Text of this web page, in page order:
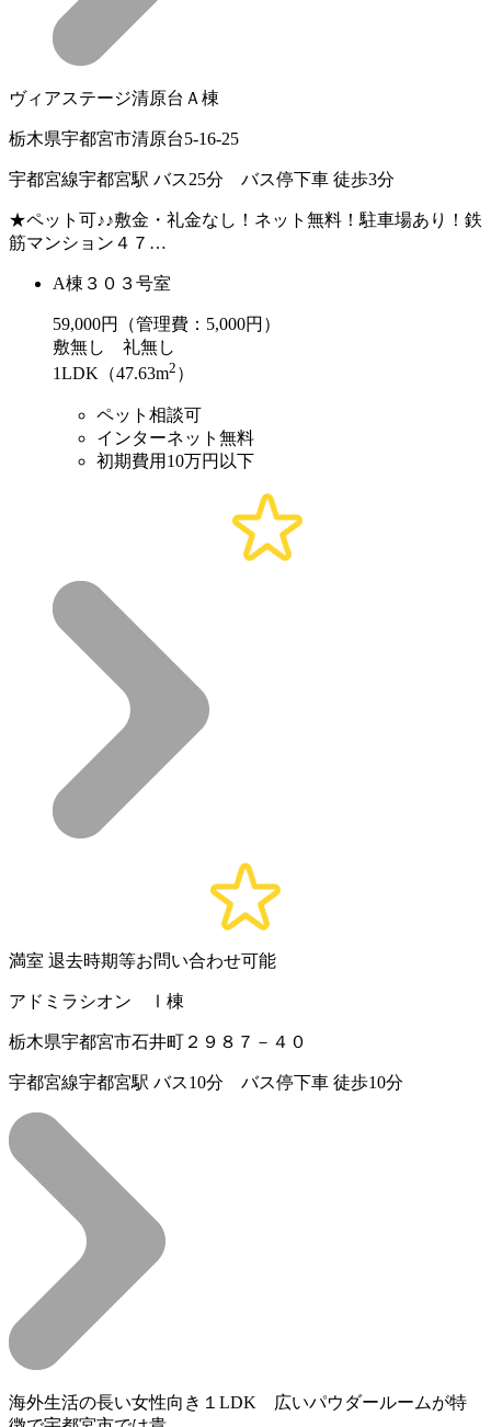
ヴィアステージ清原台Ａ棟
栃木県宇都宮市清原台5-16-25
宇都宮線宇都宮駅 バス25分 バス停下車 徒歩3分
★ペット可♪♪敷金・礼金なし！ネット無料！駐車場あり！鉄
筋マンション４７…
A棟３０３号室
59,000円（管理費：5,000円）
敷無し 礼無し
1LDK（47.63m2 ）
ペット相談可
インターネット無料
初期費用10万円以下
満室 退去時期等お問い合わせ可能
アドミラシオン Ⅰ棟
栃木県宇都宮市石井町２９８７－４０
宇都宮線宇都宮駅 バス10分 バス停下車 徒歩10分
海外生活の長い女性向き１LDK 広いパウダールームが特